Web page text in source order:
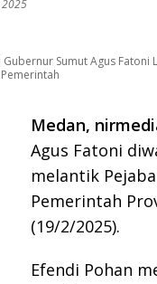
Sumut Agus
Medan,
Agus Fatoni
melantik
Pemerintah
(19/2/2025).
Efendi Pohan